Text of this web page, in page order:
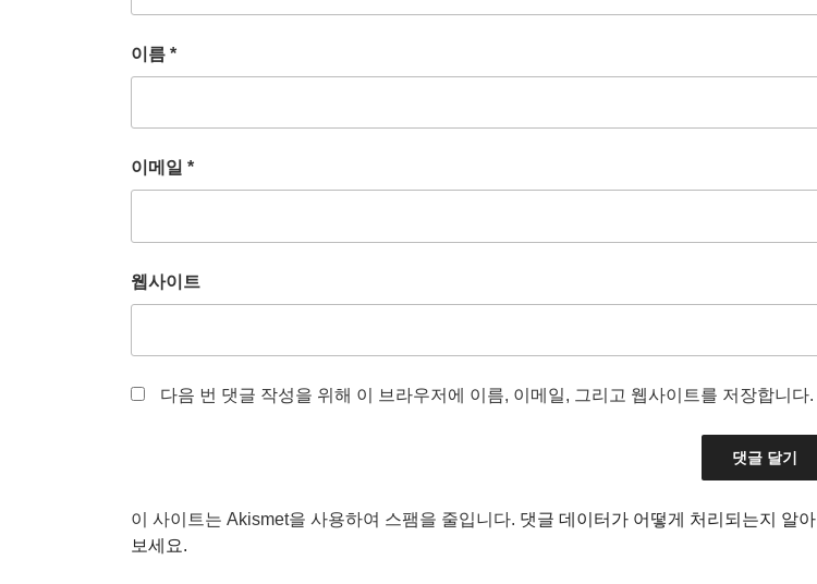
이름 *
이메일 *
웹사이트
다음 번 댓글 작성을 위해 이 브라우저에 이름, 이메일, 그리고 웹사이트를 저장합니다.
이 사이트는 Akismet을 사용하여 스팸을 줄입니다. 댓글 데이터가 어떻게 처리되는지 알아
보세요.